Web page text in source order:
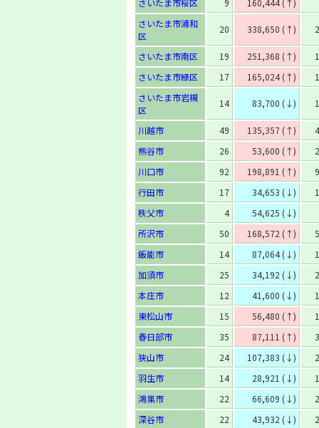
さいたま市桜区 9
160,444 (↑)
さいたま市浦和
区
20 338,650 (↑)
さいたま市南区 19 251,368 (↑)
さいたま市緑区
17 165,024 (↑)
さいたま市岩槻
区
14 83,700 (↓)
川越市 49 135,357 (↑)
熊谷市
26 53,600 (↑)
川口市
92 198,891 (↑)
行田市
17 34,653 (↓)
秩父市
4
54,625 (↓)
所沢市
50 168,572 (↑)
飯能市
14 87,064 (↓)
加須市
25 34,192 (↓)
本庄市
12 41,600 (↓)
東松山市
15 56,480 (↑)
春日部市
35 87,111 (↑)
狭山市
24 107,383 (↓)
羽生市
14 28,921 (↓)
鴻巣市
22 66,609 (↓)
深谷市
22 43,932 (↓)